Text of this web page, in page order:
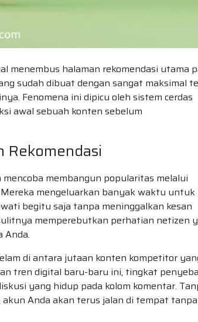
menembus halaman rekomendasi utama
sudah dibuat dengan sangat maksimal
Fenomena ini dipicu oleh sistem cerdas
awal sebuah konten sebelum
Rekomendasi
membangun popularitas melalui
mengeluarkan banyak waktu untuk
begitu saja tanpa meninggalkan kesan
memperebutkan perhatian netizen
Anda.
di antara jutaan konten kompetitor
tren digital baru-baru ini, tingkat
yang hidup pada kolom komentar.
Anda akan terus jalan di tempat tanpa